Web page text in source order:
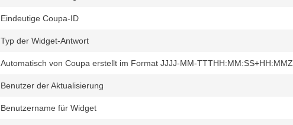
Eindeutige Coupa-ID
Typ der Widget-Antwort
Automatisch von Coupa erstellt im Format JJJJ-MM-TTTHH:MM:SS+HH:MMZ
Benutzer der Aktualisierung
Benutzername für Widget